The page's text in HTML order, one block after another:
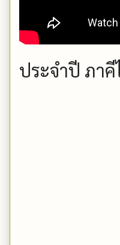
ประจำปี ภา